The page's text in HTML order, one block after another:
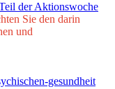
der Aktionswoche
Sie den darin
und
gesundheit